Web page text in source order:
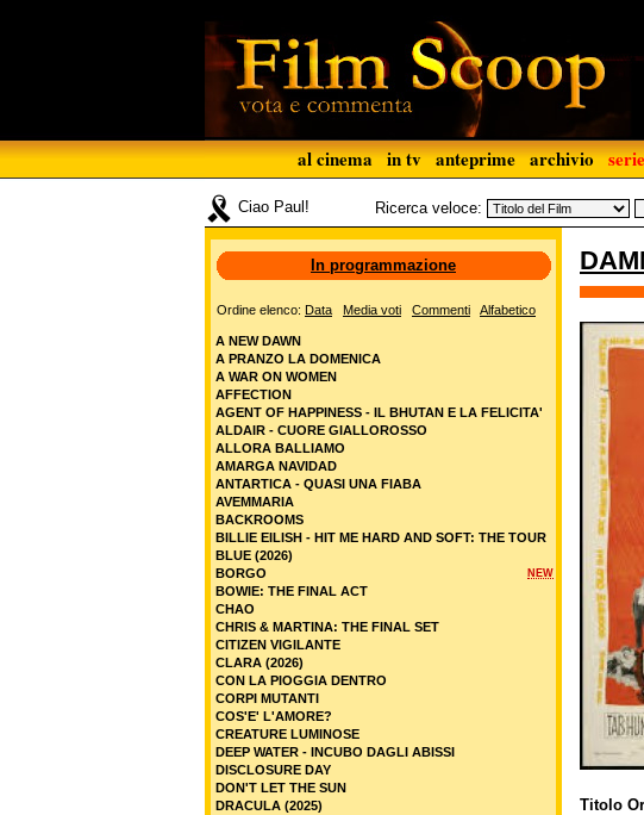
al cinema in tv anteprime archivio
Ciao Paul! Ricerca veloce:
Titolo
In programmazione
Ordine elenco: Data Media voti Commenti Alfabetico
A NEW DAWN
A PRANZO LA DOMENICA
A WAR ON WOMEN
AFFECTION
AGENT OF HAPPINESS - IL BHUTAN E LA FELICITA'
ALDAIR - CUORE GIALLOROSSO
ALLORA BALLIAMO
AMARGA NAVIDAD
ANTARTICA - QUASI UNA FIABA
AVEMMARIA
BACKROOMS
BILLIE EILISH - HIT ME HARD AND SOFT: THE TOUR
BLUE (2026)
NEW
BORGO
BOWIE: THE FINAL ACT
CHAO
CHRIS & MARTINA: THE FINAL SET
CITIZEN VIGILANTE
CLARA (2026)
CON LA PIOGGIA DENTRO
CORPI MUTANTI
COS'E' L'AMORE?
CREATURE LUMINOSE
DEEP WATER - INCUBO DAGLI ABISSI
DISCLOSURE DAY
DON'T LET THE SUN
DRACULA (2025)